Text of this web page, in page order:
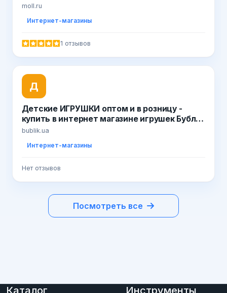
moll.ru
Интернет-магазины
1 отзывов
Д
Детские ИГРУШКИ оптом и в розницу -
купить в интернет магазине игрушек Бублик
/ www.bublik.ua
bublik.ua
Интернет-магазины
Нет отзывов
Посмотреть все
Каталог Инструменты